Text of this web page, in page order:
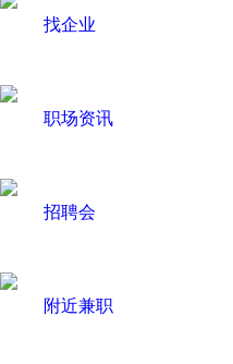
找企业
职场资讯
招聘会
附近兼职